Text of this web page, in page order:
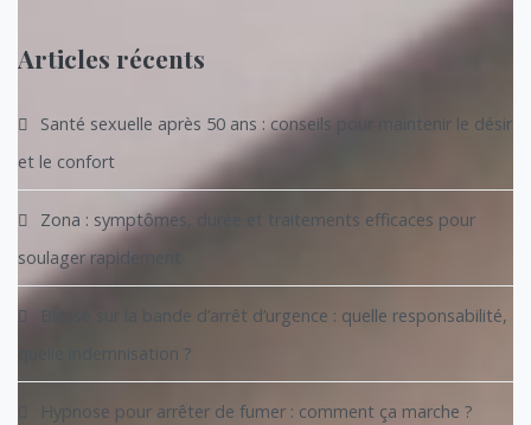
Articles récents
Santé sexuelle après 50 ans : conseils pour maintenir le désir
et le confort
Zona : symptômes, durée et traitements efficaces pour
soulager rapidement
Blessé sur la bande d’arrêt d’urgence : quelle responsabilité,
quelle indemnisation ?
Hypnose pour arrêter de fumer : comment ça marche ?